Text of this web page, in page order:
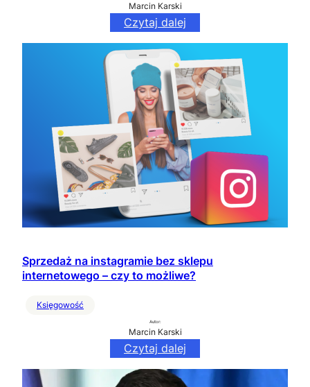
Marcin Karski
Czytaj dalej
Sprzedaż na instagramie bez sklepu
internetowego – czy to możliwe?
Księgowość
Autor:
Marcin Karski
Czytaj dalej